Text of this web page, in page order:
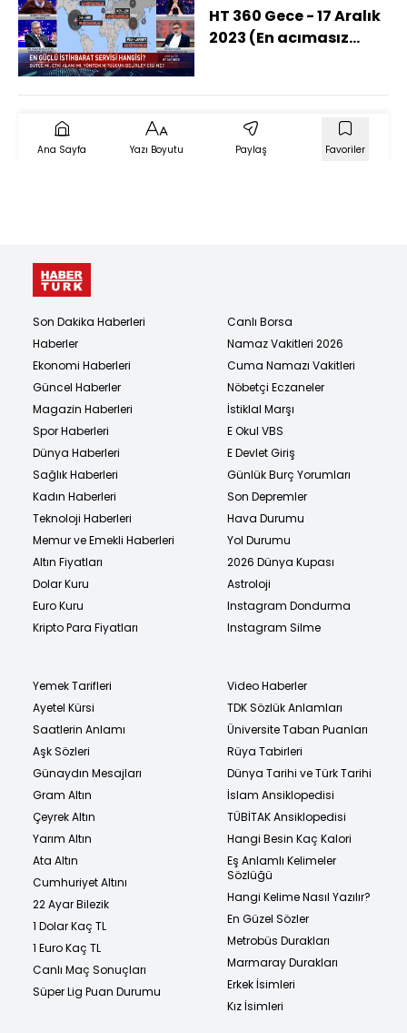
HT 360 Gece - 17 Aralık
2023 (En acımasız
Ana Sayfa Yazı Boyutu Paylaş Favoriler
Son Dakika Haberleri
Haberler
Ekonomi Haberleri
Güncel Haberler
Magazin Haberleri
Spor Haberleri
Dünya Haberleri
Sağlık Haberleri
Kadın Haberleri
Teknoloji Haberleri
Memur ve Emekli Haberleri
Altın Fiyatları
Dolar Kuru
Euro Kuru
Kripto Para Fiyatları
Canlı Borsa
Namaz Vakitleri 2026
Cuma Namazı Vakitleri
Nöbetçi Eczaneler
İstiklal Marşı
E Okul VBS
E Devlet Giriş
Günlük Burç Yorumları
Son Depremler
Hava Durumu
Yol Durumu
2026 Dünya Kupası
Astroloji
Instagram Dondurma
Instagram Silme
Yemek Tarifleri
Ayetel Kürsi
Saatlerin Anlamı
Aşk Sözleri
Günaydın Mesajları
Gram Altın
Çeyrek Altın
Yarım Altın
Ata Altın
Cumhuriyet Altını
22 Ayar Bilezik
1 Dolar Kaç TL
1 Euro Kaç TL
Canlı Maç Sonuçları
Süper Lig Puan Durumu
Video Haberler
TDK Sözlük Anlamları
Üniversite Taban Puanları
Rüya Tabirleri
Dünya Tarihi ve Türk Tarihi
İslam Ansiklopedisi
TÜBİTAK Ansiklopedisi
Hangi Besin Kaç Kalori
Eş Anlamlı Kelimeler
Sözlüğü
Hangi Kelime Nasıl Yazılır?
En Güzel Sözler
Metrobüs Durakları
Marmaray Durakları
Erkek İsimleri
Kız İsimleri